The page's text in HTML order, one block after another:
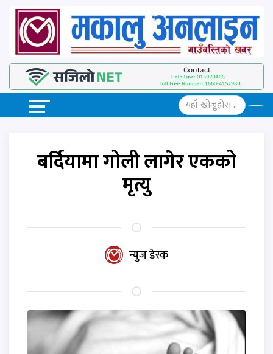
बर्दियामा गोली लागेर एकको
मृत्यु
न्युज डेस्क